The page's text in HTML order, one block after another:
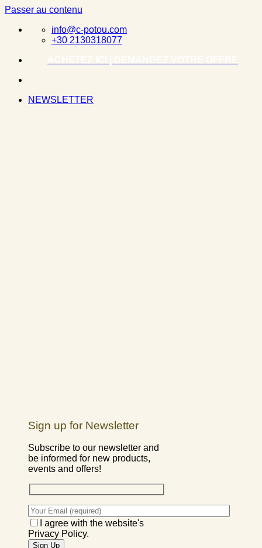
Passer au contenu
info@c-potou.com
+30 2130318077
NEWSLETTER
Sign up for Newsletter
Subscribe to our newsletter and
be informed for new products,
events and offers!
I agree with the website's
Privacy Policy.